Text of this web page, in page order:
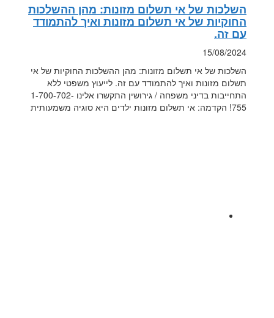
השלכות של אי תשלום מזונות: מהן ההשלכות
החוקיות של אי תשלום מזונות ואיך להתמודד
עם זה.
15/08/2024
השלכות של אי תשלום מזונות: מהן ההשלכות החוקיות של אי
תשלום מזונות ואיך להתמודד עם זה. לייעוץ משפטי ללא
התחייבות בדיני משפחה / גירושין התקשרו אלינו 1-700-702-
755! הקדמה: אי תשלום מזונות ילדים היא סוגיה משמעותית